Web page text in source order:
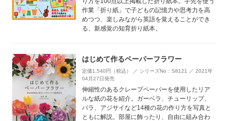
作業「折り紙」で子どもの記憶力や思考力を高
めつつ、楽しみながら英語を覚えることができ
る、新感覚の知育折り紙本。
はじめて作るペーパーフラワー
定価1,540円（税込） ／ シリーズNo：S8121 ／ 2021年
04月27日発売
伸縮性のあるクレープペーパーを使用したリア
ルな紙の花を紹介。ガーベラ、チューリップ、
バラ、アジサイなど14種の花の作り方を写真と
ともに解説。部屋に飾ったり、自由に組み合わ